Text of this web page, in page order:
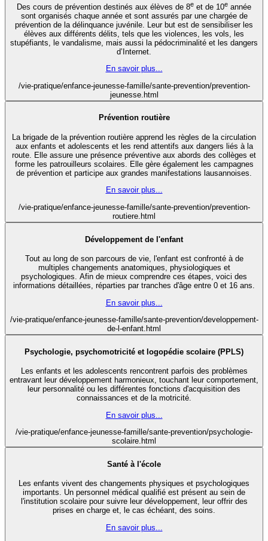
Des cours de prévention destinés aux élèves de 8e et de 10e année
sont organisés chaque année et sont assurés par une chargée de
prévention de la délinquance juvénile. Leur but est de sensibiliser les
élèves aux différents délits, tels que les violences, les vols, les
stupéfiants, le vandalisme, mais aussi la pédocriminalité et les dangers
d’Internet.
En savoir plus...
/vie-pratique/enfance-jeunesse-famille/sante-prevention/prevention-
jeunesse.html
Prévention routière
La brigade de la prévention routière apprend les règles de la circulation
aux enfants et adolescents et les rend attentifs aux dangers liés à la
route. Elle assure une présence préventive aux abords des collèges et
forme les patrouilleurs scolaires. Elle gère également les campagnes
de prévention et participe aux grandes manifestations lausannoises.
En savoir plus...
/vie-pratique/enfance-jeunesse-famille/sante-prevention/prevention-
routiere.html
Développement de l'enfant
Tout au long de son parcours de vie, l'enfant est confronté à de
multiples changements anatomiques, physiologiques et
psychologiques. Afin de mieux comprendre ces étapes, voici des
informations détaillées, réparties par tranches d'âge entre 0 et 16 ans.
En savoir plus...
/vie-pratique/enfance-jeunesse-famille/sante-prevention/developpement-
de-l-enfant.html
Psychologie, psychomotricité et logopédie scolaire (PPLS)
Les enfants et les adolescents rencontrent parfois des problèmes
entravant leur développement harmonieux, touchant leur comportement,
leur personnalité ou les différentes fonctions d'acquisition des
connaissances et de la motricité.
En savoir plus...
/vie-pratique/enfance-jeunesse-famille/sante-prevention/psychologie-
scolaire.html
Santé à l'école
Les enfants vivent des changements physiques et psychologiques
importants. Un personnel médical qualifié est présent au sein de
l'institution scolaire pour suivre leur développement, leur offrir des
prises en charge et, le cas échéant, des soins.
En savoir plus...